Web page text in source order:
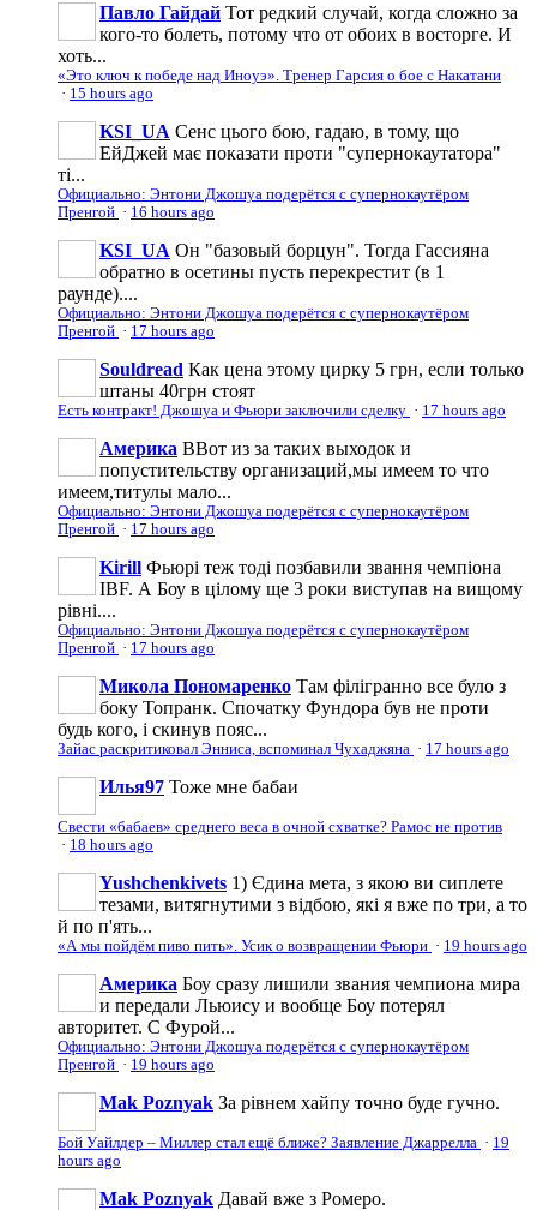
Павло Гайдай Тот редкий случай, когда сложно за
кого-то болеть, потому что от обоих в восторге. И
хоть...
«Это ключ к победе над Иноуэ». Тренер Гарсия о бое с Накатани
· 15 hours ago
KSI_UA Сенс цього бою, гадаю, в тому, що
ЕйДжей має показати проти "супернокаутатора"
ті...
Официально: Энтони Джошуа подерётся с супернокаутёром
Пренгой · 16 hours ago
KSI_UA Он "базовый борцун". Тогда Гассияна
обратно в осетины пусть перекрестит (в 1
раунде)....
Официально: Энтони Джошуа подерётся с супернокаутёром
Пренгой · 17 hours ago
Souldread Как цена этому цирку 5 грн, если только
штаны 40грн стоят
Есть контракт! Джошуа и Фьюри заключили сделку · 17 hours ago
Америка ВВот из за таких выходок и
попустительству организаций,мы имеем то что
имеем,титулы мало...
Официально: Энтони Джошуа подерётся с супернокаутёром
Пренгой · 17 hours ago
Kirill Фьюрі теж тоді позбавили звання чемпіона
IBF. А Боу в цілому ще 3 роки виступав на вищому
рівні....
Официально: Энтони Джошуа подерётся с супернокаутёром
Пренгой · 17 hours ago
Микола Пономаренко Там філігранно все було з
боку Топранк. Спочатку Фундора був не проти
будь кого, і скинув пояс...
Зайас раскритиковал Энниса, вспоминал Чухаджяна · 17 hours ago
Илья97 Тоже мне бабаи
Свести «бабаев» среднего веса в очной схватке? Рамос не против
· 18 hours ago
Yushchenkivets 1) Єдина мета, з якою ви сиплете
тезами, витягнутими з відбою, які я вже по три, а то
й по п'ять...
«А мы пойдём пиво пить». Усик о возвращении Фьюри · 19 hours ago
Америка Боу сразу лишили звания чемпиона мира
и передали Льюису и вообще Боу потерял
авторитет. С Фурой...
Официально: Энтони Джошуа подерётся с супернокаутёром
Пренгой · 19 hours ago
Mak Poznyak За рівнем хайпу точно буде гучно.
Бой Уайлдер – Миллер стал ещё ближе? Заявление Джаррелла · 19
hours ago
Mak Poznyak Давай вже з Ромеро.